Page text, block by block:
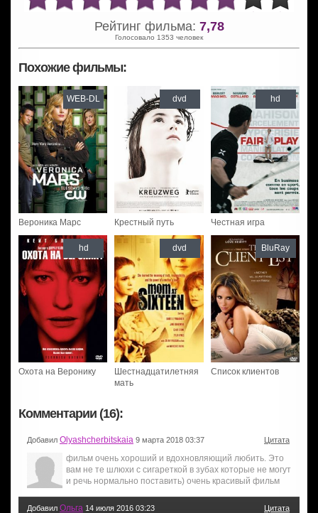
Рейтинг фильма: 7,78
Голосовало 1353 человек
Похожие фильмы:
Вероника Марс
WEB-DL
Крестный путь
dvd
Честная игра
hd
Охота на Веронику
hd
Шестнадцатилетняя
мать
dvd
Список клиентов
BluRay
Комментарии (16):
Добавил Olyashcherbitskaia 9 марта 2018 03:37 Цитата
фильм очень хороший и вдохновляющий любить. Это
вам не те шлюхи с сигареткой в зубах которые не могут
и речь нормально поставить) очень красивый фильм
Добавил Ольга 14 июля 2016 03:23 Цитата